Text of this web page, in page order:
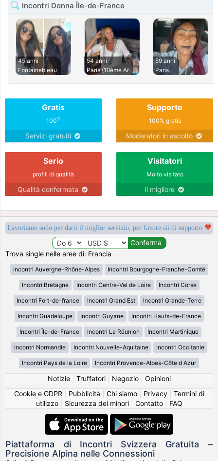
Incontri Donna Île-de-France
45 anni
Fontainebleau
54 anni
Paris (10ème Ar
59 anni
Paris
Gratis
100%
Servizi gratuiti
Supporto
100% gratis
Moderatori in ascolto
Serio
profili di qualità
Qualità confermata
Visitatori
Molto visitato
Il migliore
Lavoriamo sodo per darti il miglior servizio, per favore sii di supporto
Trova single nelle aree di: Francia
Incontri Auvergne-Rhône-Alpes Incontri Bourgogne-Franche-Comté
Incontri Bretagne Incontri Centre-Val de Loire Incontri Corse
Incontri Fort-de-france Incontri Grand Est Incontri Grande-Terre
Incontri Guadeloupe Incontri Guyane Incontri Hauts-de-France
Incontri Île-de-France Incontri La Réunion Incontri Martinique
Incontri Normandie Incontri Nouvelle-Aquitaine Incontri Occitanie
Incontri Pays de la Loire Incontri Provence-Alpes-Côte d Azur
Notizie| Truffatori| Negozio| Opinioni
Cookie e GDPR
Pubblicità Chi siamo| Privacy| Termini di
utilizzo| Sicurezza dei minori| Contatto| FAQ
Piattaforma di Incontri Svizzera Gratuita –
Precisione Alpina nelle Connessioni